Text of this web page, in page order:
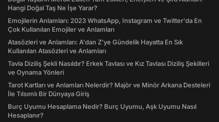
Hangi Doğal Taş Ne İşe Yarar?
Emojilerin Anlamları: 2023 WhatsApp, Instagram ve Twitter'da En
Çok Kullanılan Emojiler ve Anlamları
Atasözleri ve Anlamları: A'dan Z'ye Gündelik Hayatta En Sık
Kullanılan Atasözleri ve Anlamları
Tavla Diziliş Şekli Nasıldır? Erkek Tavlası ve Kız Tavlası Diziliş Şekilleri
ve Oynama Yönleri
Tarot Kartları ve Anlamları Nelerdir? Majör ve Minör Arkana Desteleri
İle Tılsımlı Bir Dünyaya Giriş
Burç Uyumu Hesaplama Nedir? Burç Uyumu, Aşk Uyumu Nasıl
Hesaplanır?